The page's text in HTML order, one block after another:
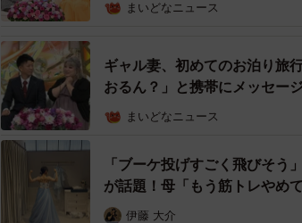
ようか考えた結果、趣味の手料理で胃袋をわ
まいどなニュース
ギャル妻、初めてのお泊り旅
おるん？」と携帯にメッセー
まいどなニュース
「ブーケ投げすごく飛びそ
が話題！母「もう筋トレやめ
伊藤 大介